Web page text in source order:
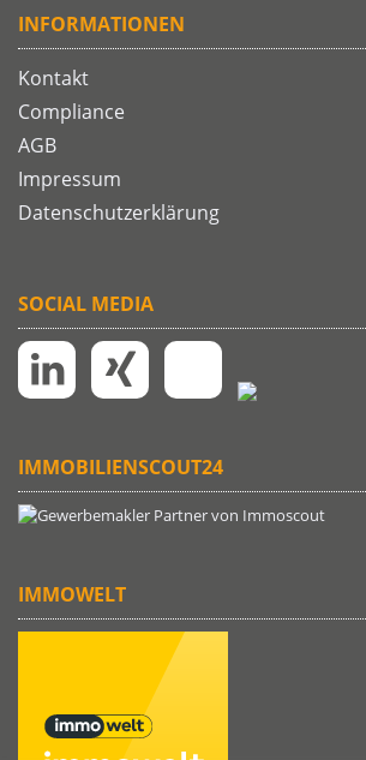
INFORMATIONEN
Kontakt
Compliance
AGB
Impressum
Datenschutzerklärung
SOCIAL MEDIA
IMMOBILIENSCOUT24
IMMOWELT